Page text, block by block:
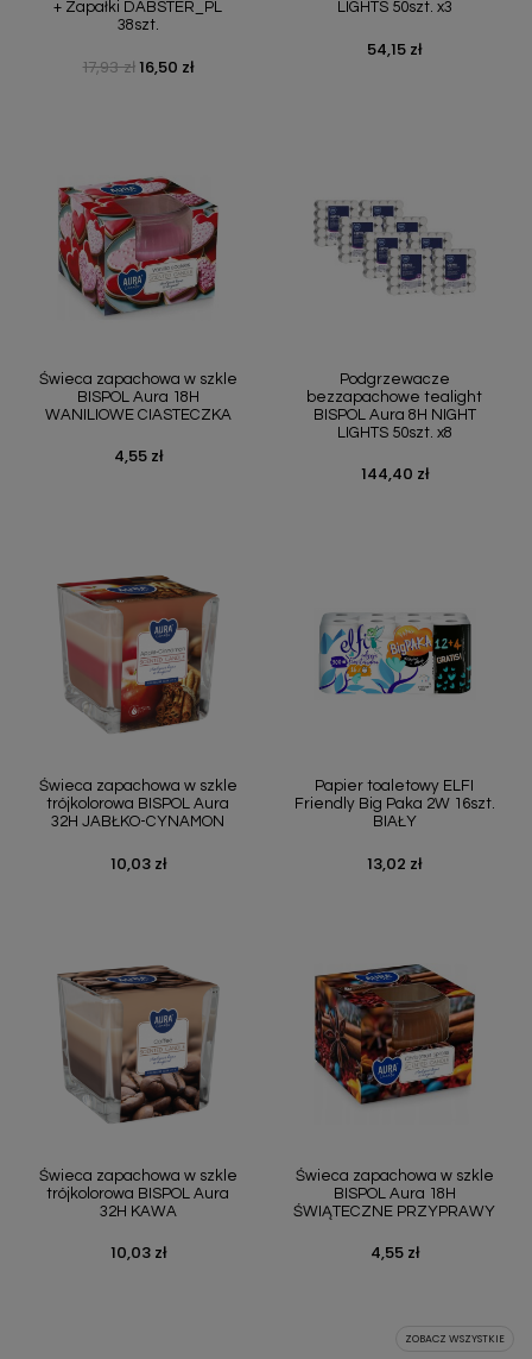
+ Zapałki DABSTER_PL
38szt.
Cena podstawowa
17,93 zł Cena
16,50 zł
LIGHTS 50szt. x3
Cena
54,15 zł
Świeca zapachowa w szkle
BISPOL Aura 18H
WANILIOWE CIASTECZKA
Cena
4,55 zł
Podgrzewacze
bezzapachowe tealight
BISPOL Aura 8H NIGHT
LIGHTS 50szt. x8
Cena
144,40 zł
Świeca zapachowa w szkle
trójkolorowa BISPOL Aura
32H JABŁKO-CYNAMON
Cena
10,03 zł
Papier toaletowy ELFI
Friendly Big Paka 2W 16szt.
BIAŁY
Cena
13,02 zł
Świeca zapachowa w szkle
trójkolorowa BISPOL Aura
32H KAWA
Cena
10,03 zł
Świeca zapachowa w szkle
BISPOL Aura 18H
ŚWIĄTECZNE PRZYPRAWY
Cena
4,55 zł
ZOBACZ WSZYSTKIE